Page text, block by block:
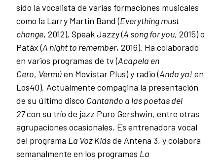
sido la vocalista de varias formaciones musicales
como la Larry Martin Band (Everything must
change, 2012), Speak Jazzy (A song for you, 2015) o
Patáx (A night to remember, 2016). Ha colaborado
en varios programas de tv (Acapela en
Cero, Vermúen Movistar Plus) y radio (Anda ya! en
Los40). Actualmente compagina la presentación
de su último disco Cantando a las poetas del
27con su trío de jazz Puro Gershwin, entre otras
agrupaciones ocasionales. Es entrenadora vocal
del programa La Voz Kidsde Antena 3, y colabora
semanalmente en los programas La